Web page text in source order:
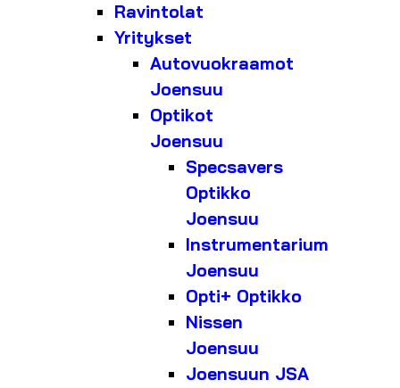
Ravintolat
Yritykset
Autovuokraamot
Joensuu
Optikot
Joensuu
Specsavers
Optikko
Joensuu
Instrumentarium
Joensuu
Opti+ Optikko
Nissen
Joensuu
Joensuun JSA